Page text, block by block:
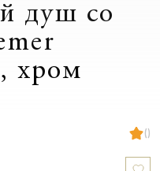
душ со
хром
()